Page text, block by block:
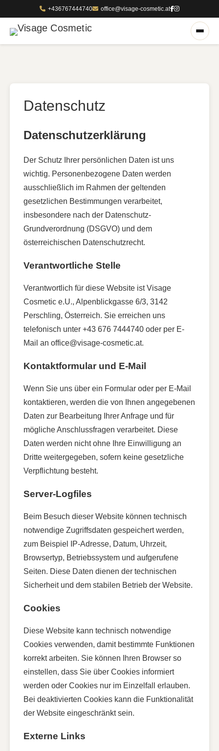
+436767444740 office@visage-cosmetic.at
Datenschutz
Datenschutzerklärung
Der Schutz Ihrer persönlichen Daten ist uns
wichtig. Personenbezogene Daten werden
ausschließlich im Rahmen der geltenden
gesetzlichen Bestimmungen verarbeitet,
insbesondere nach der Datenschutz-
Grundverordnung (DSGVO) und dem
österreichischen Datenschutzrecht.
Verantwortliche Stelle
Verantwortlich für diese Website ist Visage
Cosmetic e.U., Alpenblickgasse 6/3, 3142
Perschling, Österreich. Sie erreichen uns
telefonisch unter +43 676 7444740 oder per E-
Mail an office@visage-cosmetic.at.
Kontaktformular und E-Mail
Wenn Sie uns über ein Formular oder per E-Mail
kontaktieren, werden die von Ihnen angegebenen
Daten zur Bearbeitung Ihrer Anfrage und für
mögliche Anschlussfragen verarbeitet. Diese
Daten werden nicht ohne Ihre Einwilligung an
Dritte weitergegeben, sofern keine gesetzliche
Verpflichtung besteht.
Server-Logfiles
Beim Besuch dieser Website können technisch
notwendige Zugriffsdaten gespeichert werden,
zum Beispiel IP-Adresse, Datum, Uhrzeit,
Browsertyp, Betriebssystem und aufgerufene
Seiten. Diese Daten dienen der technischen
Sicherheit und dem stabilen Betrieb der Website.
Cookies
Diese Website kann technisch notwendige
Cookies verwenden, damit bestimmte Funktionen
korrekt arbeiten. Sie können Ihren Browser so
einstellen, dass Sie über Cookies informiert
werden oder Cookies nur im Einzelfall erlauben.
Bei deaktivierten Cookies kann die Funktionalität
der Website eingeschränkt sein.
Externe Links